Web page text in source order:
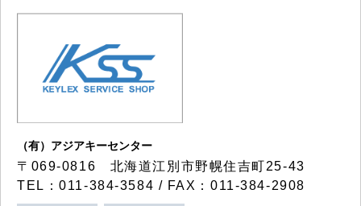
（有）アジアキーセンター
〒069-0816 北海道江別市野幌住吉町25-43
TEL：011-384-3584 / FAX：011-384-2908